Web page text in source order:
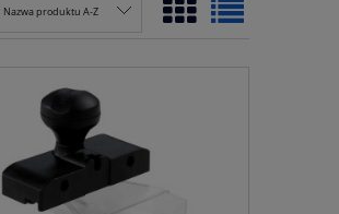
Nazwa produktu A-Z